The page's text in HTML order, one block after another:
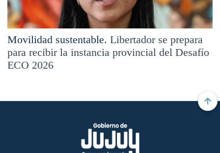
Movilidad sustentable. Libertador se prepara
para recibir la instancia provincial del Desafío
ECO 2026